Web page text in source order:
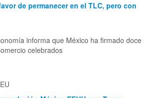
de permanecer en el TLC, pero con
informa que México ha firmado doce
celebrados